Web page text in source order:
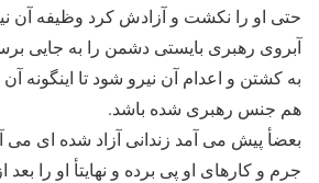
حتی او را نکشت و آزادش کرد وظیفه آن
آبروی رهبری بایستی دشمن را به جایی
به کشتن و اعدام آن نیرو شود تا اینگونه
هم جنس رهبری شده باشد.
بعضأ پیش می آمد زندانی آزاد شده ای
جرم و کارهای او پی برده و نهایتأ او را